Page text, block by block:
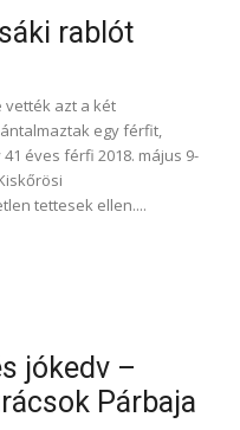
rablót
azt a két
egy férfit,
éves férfi 2018. május 9-
tettesek ellen....
jókedv –
Párbaja